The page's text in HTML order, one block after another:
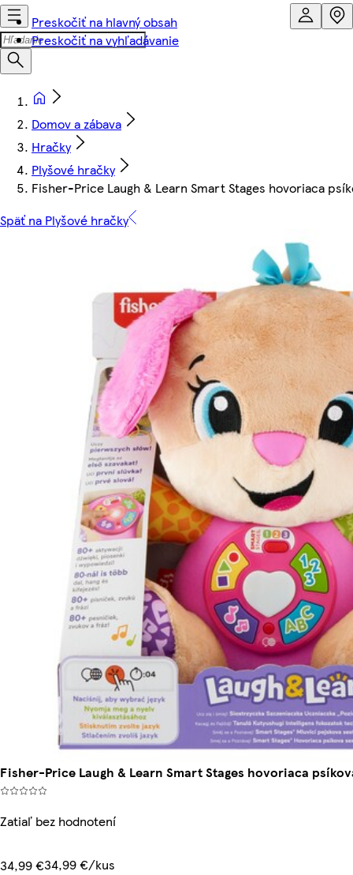
Preskočiť na hlavný obsah
Preskočiť na vyhľadávanie
Domov a zábava
Hračky
Plyšové hračky
Fisher-Price Laugh & Learn Smart Stages hovoriaca
Späť na Plyšové hračky
Fisher-Price Laugh & Learn Smart Stages hovoriaca
Zatiaľ bez hodnotení
34,99 €34,99 €/kus